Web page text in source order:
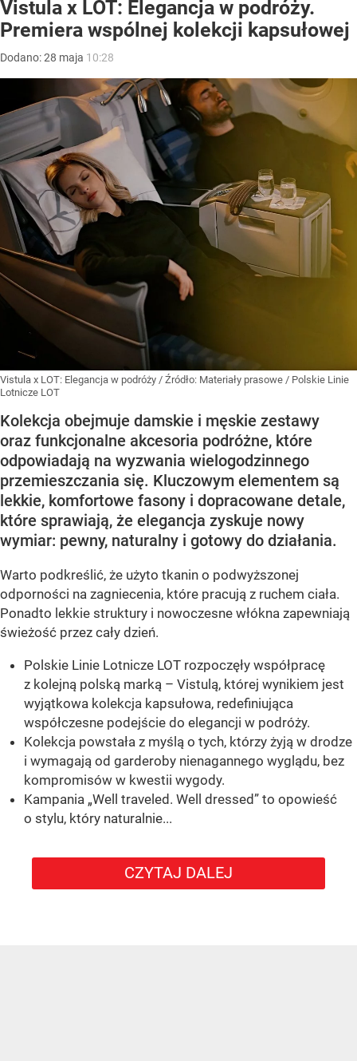
Vistula x LOT: Elegancja w podróży.
Premiera wspólnej kolekcji kapsułowej
Dodano:28 maja 10:28
Vistula x LOT: Elegancja w podróży / Źródło: Materiały prasowe / Polskie Linie
Lotnicze LOT
Kolekcja obejmuje damskie i męskie zestawy
oraz funkcjonalne akcesoria podróżne, które
odpowiadają na wyzwania wielogodzinnego
przemieszczania się. Kluczowym elementem są
lekkie, komfortowe fasony i dopracowane detale,
które sprawiają, że elegancja zyskuje nowy
wymiar: pewny, naturalny i gotowy do działania.
Warto podkreślić, że użyto tkanin o podwyższonej
odporności na zagniecenia, które pracują z ruchem ciała.
Ponadto lekkie struktury i nowoczesne włókna zapewniają
świeżość przez cały dzień.
Polskie Linie Lotnicze LOT rozpoczęły współpracę
z kolejną polską marką – Vistulą, której wynikiem jest
wyjątkowa kolekcja kapsułowa, redefiniująca
współczesne podejście do elegancji w podróży.
Kolekcja powstała z myślą o tych, którzy żyją w drodze
i wymagają od garderoby nienagannego wyglądu, bez
kompromisów w kwestii wygody.
Kampania „Well traveled. Well dressed” to opowieść
o stylu, który naturalnie...
CZYTAJ DALEJ